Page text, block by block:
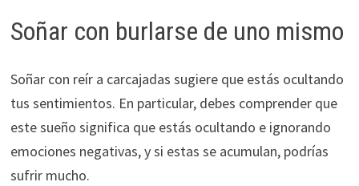
Soñar con burlarse de uno mismo
Soñar con reír a carcajadas sugiere que estás ocultando
tus sentimientos. En particular, debes comprender que
este sueño significa que estás ocultando e ignorando
emociones negativas, y si estas se acumulan, podrías
sufrir mucho.